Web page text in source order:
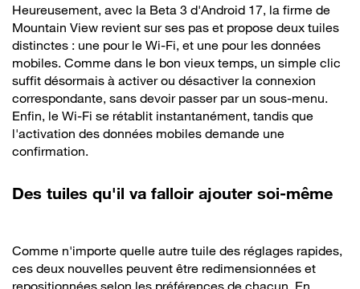
Heureusement, avec la Beta 3 d'Android 17, la firme de
Mountain View revient sur ses pas et propose deux tuiles
distinctes : une pour le Wi-Fi, et une pour les données
mobiles. Comme dans le bon vieux temps, un simple clic
suffit désormais à activer ou désactiver la connexion
correspondante, sans devoir passer par un sous-menu.
Enfin, le Wi-Fi se rétablit instantanément, tandis que
l'activation des données mobiles demande une
confirmation.
Des tuiles qu'il va falloir ajouter soi-même
Comme n'importe quelle autre tuile des réglages rapides,
ces deux nouvelles peuvent être redimensionnées et
repositionnées selon les préférences de chacun. En